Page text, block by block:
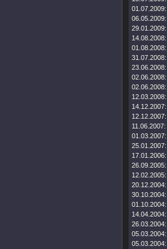
01.07.2009:
06.05.2009:
29.01.2009:
14.08.2008:
01.08.2008:
31.07.2008:
23.06.2008:
02.06.2008:
02.06.2008:
12.03.2008:
14.12.2007:
12.12.2007:
11.06.2007:
01.03.2007:
25.01.2007:
17.01.2006:
26.09.2005:
12.02.2005:
20.12.2004:
30.10.2004:
01.10.2004:
14.04.2004:
26.03.2004:
05.03.2004:
05.03.2004: